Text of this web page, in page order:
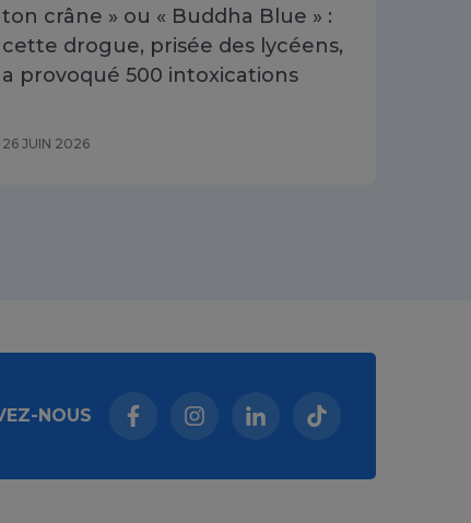
ton crâne » ou « Buddha Blue » :
cette drogue, prisée des lycéens,
a provoqué 500 intoxications
26 JUIN 2026
NOUS
Facebook (nouvelle fenêtre)
Instagram (nouvelle fenêtre)
Linkedin (nouvelle
Tiktok (nouvelle